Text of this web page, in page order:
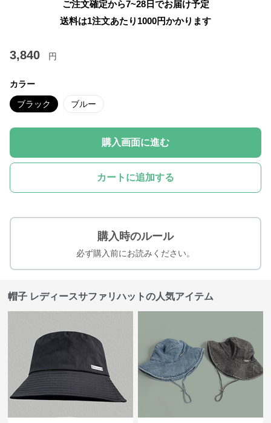
ご注文確定から7~28日でお届け予定
送料は1注文あたり 1000円かかります
3,840 円
カラー
ブラック ブルー
購入画面に進む
カートに追加する
購入時のルール
必ず購入前にお読みください。
帽子 レディースサファリハットの人気アイテム